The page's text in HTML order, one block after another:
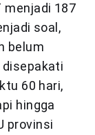
menjadi 187
soal,
belum
disepakati
60 hari,
hingga
provinsi